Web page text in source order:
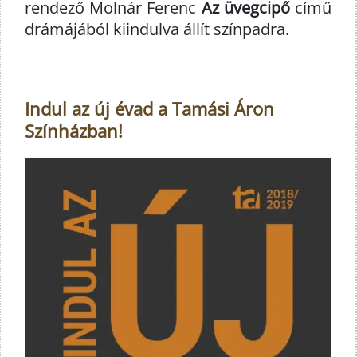
rendező Molnár Ferenc Az üvegcipőcímű
drámájából kiindulva állít színpadra.
Indul az új évad a Tamási Áron
Színházban!